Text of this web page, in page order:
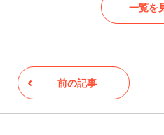
一覧を
前の記事